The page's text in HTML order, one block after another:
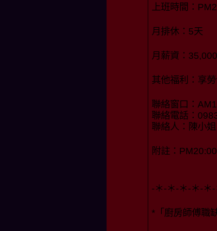
上班時間：
月排休：5天
月薪資：
其他福利：享
聯絡窗口：
聯絡電話：
聯絡人：陳小姐
附註：
-＊-＊-＊-＊-＊
*「廚房師傅職